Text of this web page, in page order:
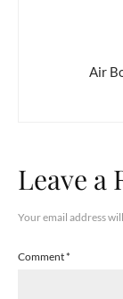
Air
Leave a
Your email address
Comment*